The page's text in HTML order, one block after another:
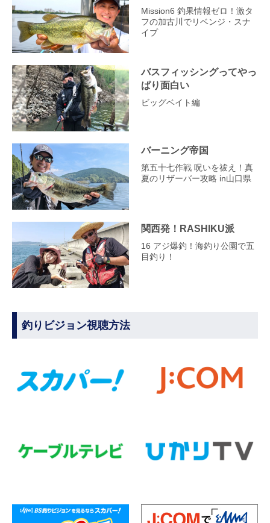
Mission6 釣果情報ゼロ！激タ
フの加古川でリベンジ・スナ
イプ
バスフィッシングってやっ
ぱり面白い
ビッグベイト編
バーニング帝国
第五十七作戦 呪いを祓え！真
夏のリザーバー攻略 in山口県
関西発！RASHIKU派
16 アジ爆釣！海釣り公園で五
目釣り！
釣りビジョン視聴方法